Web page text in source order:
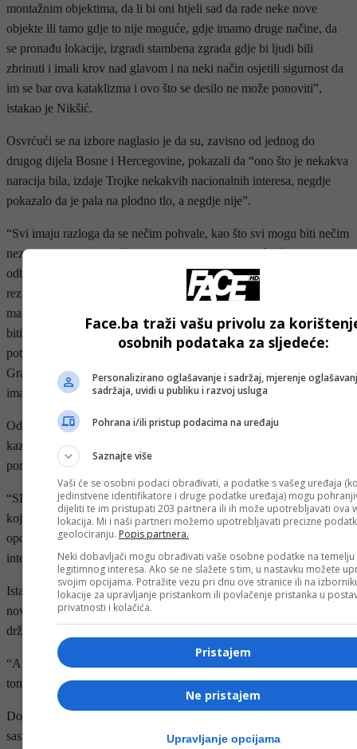
montažnim objektima, da li bi oni htjeli sad da rade neke nove
objekte ili tamo gdje to nije moguće, gdje imamo druge načine, da
se pronađu lokacije, izgradi stambena zgrada gdje bi ljudi bili
zbrinuti i imali krov nad glavom i na neki način osjetili sigurnost da
im se bar ova kataklizma i ovo što se desilo ne može ponoviti”,
istakao je Nikšić.
Osvrćući se na izbore naglasio je da su, zavisno od jednog do
drugog dijela Bosne i Hercegovine, pokazali da “ono što je nekakva
naracija bila, izdaje Trojke nekakvih nacionalnih interesa, negdje
pokazalo da je pala na plodno tlo, a negdje nije”.
“Svi imaju razloga da se nečim pohvale, kao što svi mogu biti nečim
nezadovoljni. SDP je ušao u ove izbore sa 208 vijećničkih i
odborničkih pozicija. Trenutno smo na nekih 235, nisu još svi
rezultati izbrojani, pretpostavljam da ćemo doći do nekih 250
mandata, a to je rast od nekih 25 posto, i s tim rezultatom moramo
biti zadovoljni. Mi ćemo napraviti svoju analizu, odgovoriti
potrebnim mjerama i siguran sam da već na sljedećim izborima i
Gračanica i Gradačac će ponovo imati rezultat kakav su i dosad
imali kad je u pitanju SDP”, tvrdi Nikšić.
Odgovarajući na komentare lidera SDA Bakir Izetbegović koji je
kazao da su ovi izbori pokazali da će SDA na sljedećim izborima
pomesti Trojku, Nikšić je rekao da nema bojazan od toga.
“SDA, osim Travnika, koji je podijeljen grad, nema veće sredine u
kojoj su vlast. Njima želim da se oporave i da shvate da se može i u
opoziciji biti konstruktivan i da rade i bar podrže ono što je u
interesu građana”, dodao je Nikšić.
Istakao je da ne vjeruje da postoji mogućnost da BiH ostane bez tog
novca od Plana rasta za sva vremena i da on bude podijeljen drugim
državama.
“Ali što više vrijeme prolazi, naravno da niko neće čekati nas na
tome”, naveo je.
Dodao je da će Trojka pozvati i HDZ i SNSD i njihove partnere na
sastanak u utorak.
Face.ba traži vašu privolu za
osobnih podataka za sljedeće:
Personalizirano oglašavanje i sadržaj, mjerenje
sadržaja, uvidi u publiku i razvoj usluga
Pohrana i/ili pristup podacima na uređaju
Saznajte više
Vaši će se osobni podaci obrađivati, a podatke s vašeg uređaja
jedinstvene identifikatore i druge podatke uređaja) mogu
dijeliti te im pristupati 203 partnera ili ih može upotrebljavati ova
lokacija. Mi i naši partneri možemo upotrebljavati precizne
geolociranju. Popis partnera.
Neki dobavljači mogu obrađivati vaše osobne podatke na temelju
legitimnog interesa. Ako se ne slažete s tim, u nastavku možete
svojim opcijama. Potražite vezu pri dnu ove stranice ili na
lokacije za upravljanje pristankom ili povlačenje pristanka u
privatnosti i kolačića.
Pristajem
Ne pristajem
Upravljanje opcijama